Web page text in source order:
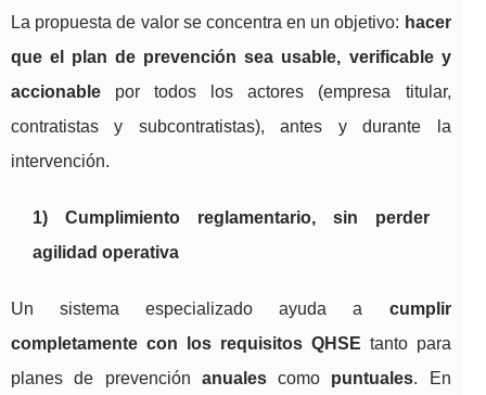
La propuesta de valor se concentra en un objetivo: hacer
que el plan de prevención sea usable, verificable y
accionable por todos los actores (empresa titular,
contratistas y subcontratistas), antes y durante la
intervención.
1) Cumplimiento reglamentario, sin perder
agilidad operativa
Un sistema especializado ayuda a cumplir
completamente con los requisitos QHSE tanto para
planes de prevención anualescomo puntuales. En